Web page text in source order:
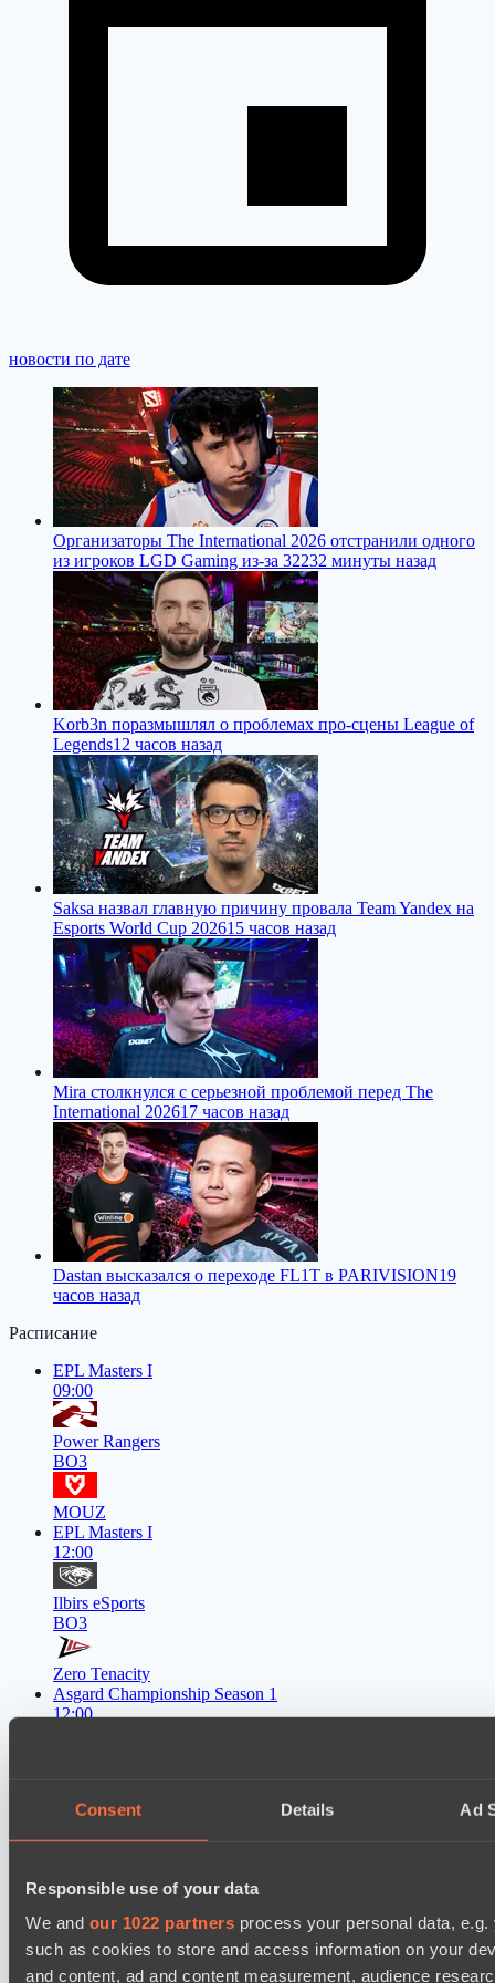
Consent Details Ad
Responsible use of your data
We and our 1022 partners process your personal data,
such as cookies to store and access information on your
and content, ad and content measurement, audience
новости по дате
Организаторы The International 2026 отстранили одного
из игроков LGD Gaming из-за 32232 минуты назад
Korb3n поразмышлял о проблемах про-сцены League of
Legends12 часов назад
Saksa назвал главную причину провала Team Yandex на
Esports World Cup 202615 часов назад
Mira столкнулся с серьезной проблемой перед The
International 202617 часов назад
Dastan высказался о переходе FL1T в PARIVISION19
часов назад
Расписание
EPL Masters I
09:00
Power Rangers
BO3
MOUZ
EPL Masters I
12:00
Ilbirs eSports
BO3
Zero Tenacity
Asgard Championship Season 1
12:00
RE Arise
Yellow Submarine
BO3